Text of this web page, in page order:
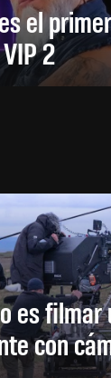
el
2
es filmar
con